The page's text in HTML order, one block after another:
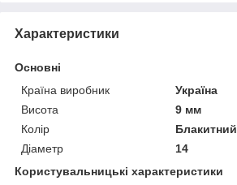
Характеристики
Основні
Країна виробник
Україна
Висота
9 мм
Колір
Блакитний
Діаметр
14
Користувальницькі характеристики